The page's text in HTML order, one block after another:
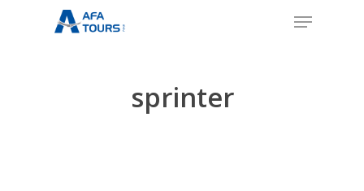
Menu
sprinter